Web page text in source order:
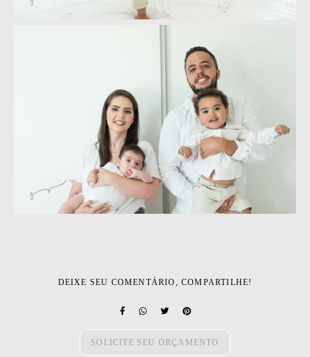
DEIXE SEU COMENTÁRIO, COMPARTILHE!
SOLICITE SEU ORÇAMENTO